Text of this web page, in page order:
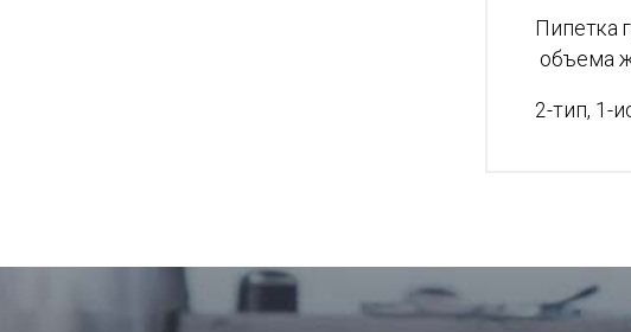
Пипетка
объема
2-тип, 1-